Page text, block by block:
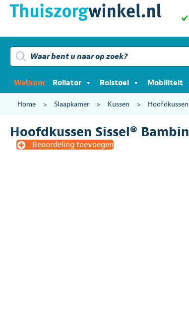
Producten
zoeken
Welkom Rollator Rolstoel Mobiliteit
Home > Slaapkamer > Kussen > Hoofdkussen
Hoofdkussen Sissel®
Beoordeling toevoegen